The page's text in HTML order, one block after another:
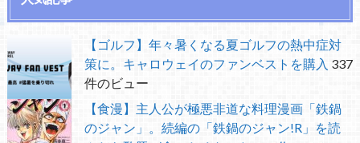
【ゴルフ】年々暑くなる夏ゴルフの熱中症対
策に。キャロウェイのファンベストを購入 337
件のビュー
【食漫】主人公が極悪非道な料理漫画「鉄鍋
のジャン」。続編の「鉄鍋のジャン!R」を読